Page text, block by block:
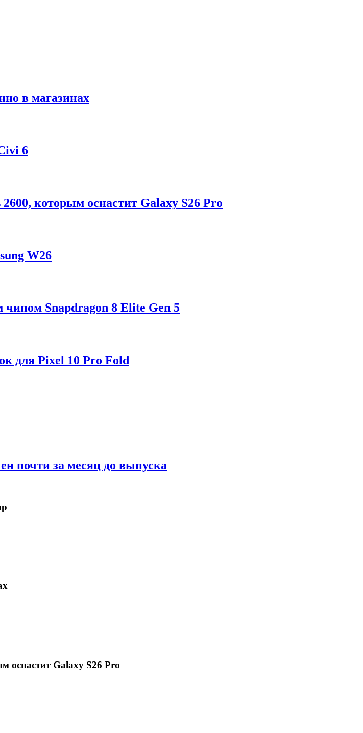
в магазинах
6
которым оснастит Galaxy S26 Pro
W26
Snapdragon 8 Elite Gen 5
для Pixel 10 Pro Fold
почти за месяц до выпуска
оснастит Galaxy S26 Pro